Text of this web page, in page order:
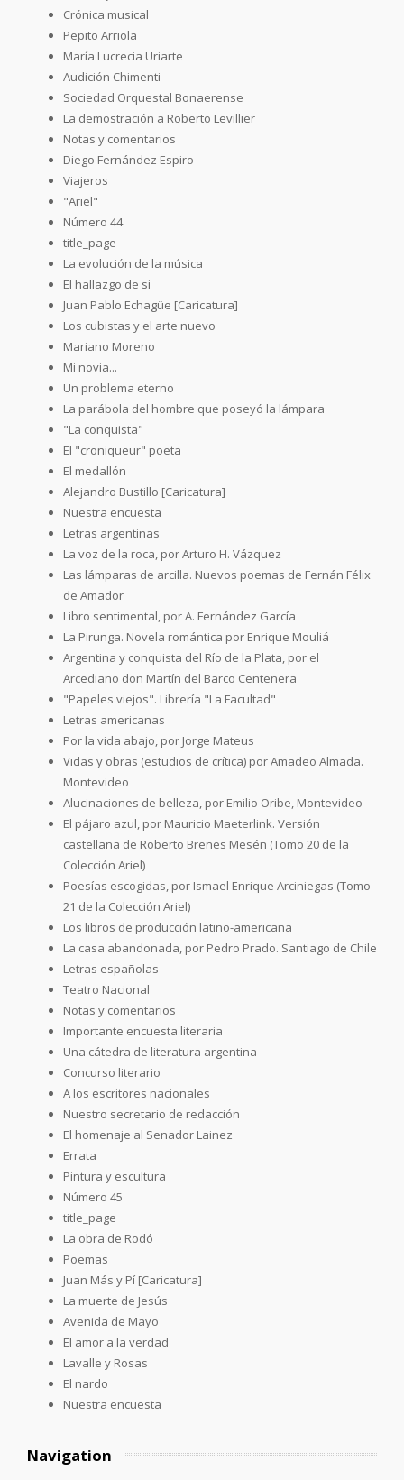
Crónica musical
Pepito Arriola
María Lucrecia Uriarte
Audición Chimenti
Sociedad Orquestal Bonaerense
La demostración a Roberto Levillier
Notas y comentarios
Diego Fernández Espiro
Viajeros
"Ariel"
Número 44
title_page
La evolución de la música
El hallazgo de si
Juan Pablo Echagüe [Caricatura]
Los cubistas y el arte nuevo
Mariano Moreno
Mi novia...
Un problema eterno
La parábola del hombre que poseyó la lámpara
"La conquista"
El "croniqueur" poeta
El medallón
Alejandro Bustillo [Caricatura]
Nuestra encuesta
Letras argentinas
La voz de la roca, por Arturo H. Vázquez
Las lámparas de arcilla. Nuevos poemas de Fernán Félix
de Amador
Libro sentimental, por A. Fernández García
La Pirunga. Novela romántica por Enrique Mouliá
Argentina y conquista del Río de la Plata, por el
Arcediano don Martín del Barco Centenera
"Papeles viejos". Librería "La Facultad"
Letras americanas
Por la vida abajo, por Jorge Mateus
Vidas y obras (estudios de crítica) por Amadeo Almada.
Montevideo
Alucinaciones de belleza, por Emilio Oribe, Montevideo
El pájaro azul, por Mauricio Maeterlink. Versión
castellana de Roberto Brenes Mesén (Tomo 20 de la
Colección Ariel)
Poesías escogidas, por Ismael Enrique Arciniegas (Tomo
21 de la Colección Ariel)
Los libros de producción latino-americana
La casa abandonada, por Pedro Prado. Santiago de Chile
Letras españolas
Teatro Nacional
Notas y comentarios
Importante encuesta literaria
Una cátedra de literatura argentina
Concurso literario
A los escritores nacionales
Nuestro secretario de redacción
El homenaje al Senador Lainez
Errata
Pintura y escultura
Número 45
title_page
La obra de Rodó
Poemas
Juan Más y Pí [Caricatura]
La muerte de Jesús
Avenida de Mayo
El amor a la verdad
Lavalle y Rosas
El nardo
Nuestra encuesta
Navigation